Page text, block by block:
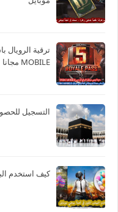
MOBILE مجانا
التسجيل
كيف استخدم